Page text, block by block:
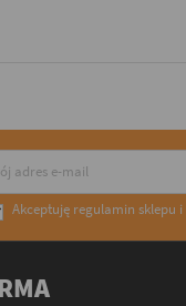
Akceptuję regulamin sklepu i